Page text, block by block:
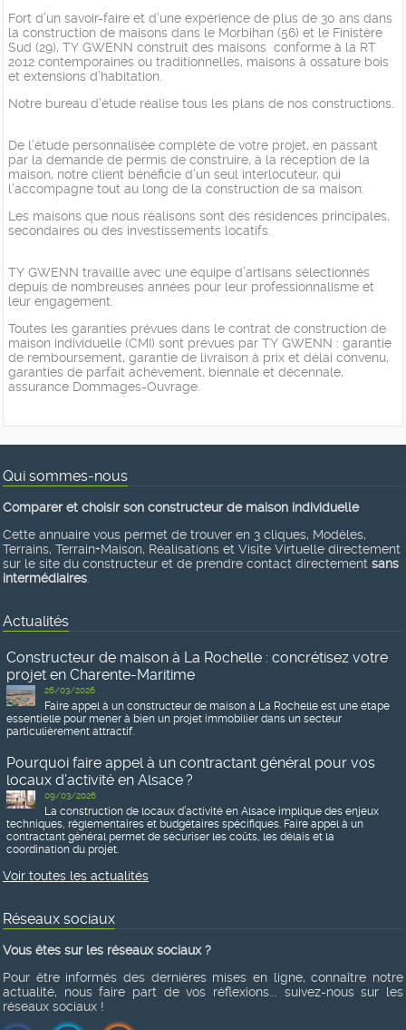
Fort d’un savoir-faire et d’une expérience de plus de 30 ans dans
la construction de maisons dans le Morbihan (56) et le Finistère
Sud (29), TY GWENN construit des maisons conforme à la RT
2012 contemporaines ou traditionnelles, maisons à ossature bois
et extensions d’habitation.
Notre bureau d’étude réalise tous les plans de nos constructions.
De l’étude personnalisée complète de votre projet, en passant
par la demande de permis de construire, à la réception de la
maison, notre client bénéficie d’un seul interlocuteur, qui
l’accompagne tout au long de la construction de sa maison.
Les maisons que nous réalisons sont des résidences principales,
secondaires ou des investissements locatifs.
TY GWENN travaille avec une équipe d’artisans sélectionnés
depuis de nombreuses années pour leur professionnalisme et
leur engagement.
Toutes les garanties prévues dans le contrat de construction de
maison individuelle (CMI) sont prévues par TY GWENN : garantie
de remboursement, garantie de livraison à prix et délai convenu,
garanties de parfait achèvement, biennale et décennale,
assurance Dommages-Ouvrage.
Qui sommes-nous
Comparer et choisir son constructeur de maison individuelle
Cette annuaire vous permet de trouver en 3 cliques, Modèles,
Terrains, Terrain+Maison, Réalisations et Visite Virtuelle directement
sur le site du constructeur et de prendre contact directement sans
intermédiaires.
Actualités
Constructeur de maison à La Rochelle : concrétisez votre
projet en Charente-Maritime
26/03/2026
Faire appel à un constructeur de maison à La Rochelle est une étape
essentielle pour mener à bien un projet immobilier dans un secteur
particulièrement attractif.
Pourquoi faire appel à un contractant général pour vos
locaux d’activité en Alsace ?
09/03/2026
La construction de locaux d’activité en Alsace implique des enjeux
techniques, réglementaires et budgétaires spécifiques. Faire appel à un
contractant général permet de sécuriser les coûts, les délais et la
coordination du projet.
Voir toutes les actualités
Réseaux sociaux
Vous êtes sur les réseaux sociaux ?
Pour être informés des dernières mises en ligne, connaître notre
actualité, nous faire part de vos réflexions... suivez-nous sur les
réseaux sociaux !